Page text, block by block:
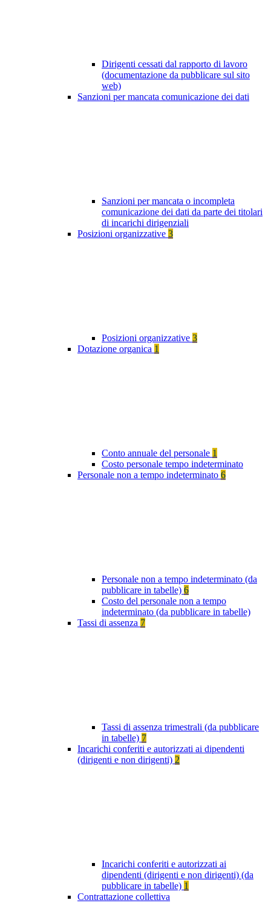
Dirigenti cessati dal rapporto di lavoro
(documentazione da pubblicare sul sito
web)
Sanzioni per mancata comunicazione dei dati
Sanzioni per mancata o incompleta
comunicazione dei dati da parte dei titolari
di incarichi dirigenziali
Posizioni organizzative 3
Posizioni organizzative 3
Dotazione organica 1
Conto annuale del personale 1
Costo personale tempo indeterminato
Personale non a tempo indeterminato 6
Personale non a tempo indeterminato (da
pubblicare in tabelle) 6
Costo del personale non a tempo
indeterminato (da pubblicare in tabelle)
Tassi di assenza 7
Tassi di assenza trimestrali (da pubblicare
in tabelle) 7
Incarichi conferiti e autorizzati ai dipendenti
(dirigenti e non dirigenti) 2
Incarichi conferiti e autorizzati ai
dipendenti (dirigenti e non dirigenti) (da
pubblicare in tabelle) 1
Contrattazione collettiva